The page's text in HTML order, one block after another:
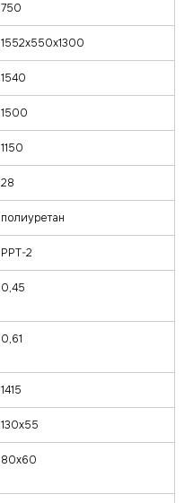
750
1552х550х1300
1540
1500
1150
28
полиуретан
PPT-2
0,45
0,61
1415
130х55
80х60